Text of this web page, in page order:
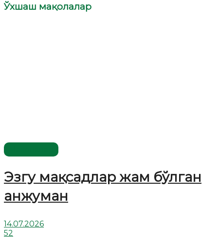
Ўхшаш мақолалар
Эзгу мақсадлар жам бўлган
анжуман
14.07.2026
52